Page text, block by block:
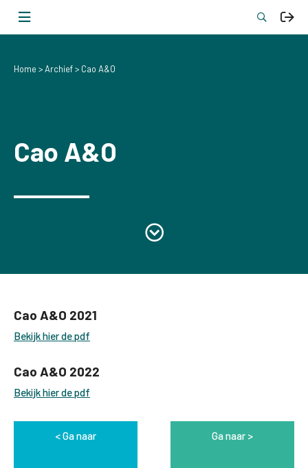
Home Archief Cao A&O
Cao A&O
Cao A&O 2021
Bekijk hier de pdf
Cao A&O 2022
Bekijk hier de pdf
Ga naar Ga naar